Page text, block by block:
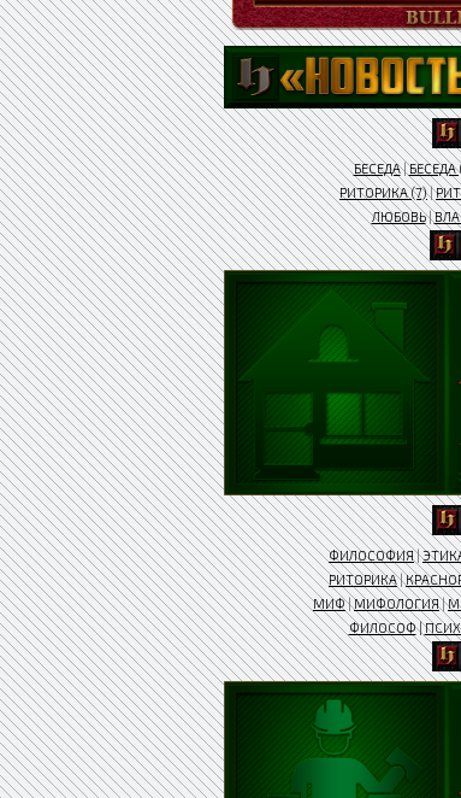
БЕСЕДА|БЕСЕДА
РИТОРИКА (7)|
ЛЮБОВЬ|
ФИЛОСОФИЯ|
РИТОРИКА|
МИФ|МИФОЛОГИЯ|
ФИЛОСОФ|